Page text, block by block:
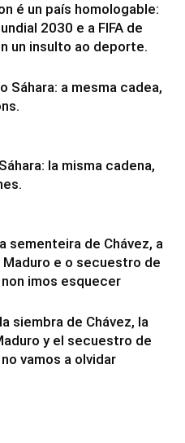
é un país homologable:
2030 e a FIFA de
un insulto ao deporte.
Sáhara: a mesma cadea,
la misma cadena,
sementeira de Chávez, a
Maduro e o secuestro de
imos esquecer
siembra de Chávez, la
y el secuestro de
vamos a olvidar